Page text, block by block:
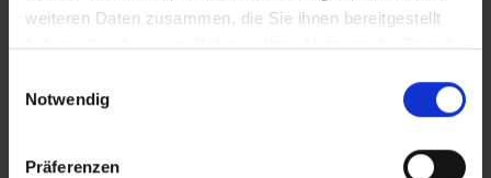
weiteren Daten zusammen, die Sie ihnen bereitgestellt
haben oder die sie im Rahmen Ihrer Nutzung der Dienste
Notwendig
Präferenzen
Der Lugano II vereint bestechende Race-
Performance mit einem hervorragenden Preis. In 25 mm
attraktiven Farbvarianten Classic-Skin, Blue Stripes, Red